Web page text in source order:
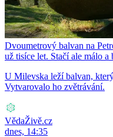
Dvoumetrový balvan na
už tisíce let. Stačí ale málo a
U Milevska leží balvan,
Vytvarovalo ho zvětrávání.
VědaŽivě.cz
dnes, 14:35